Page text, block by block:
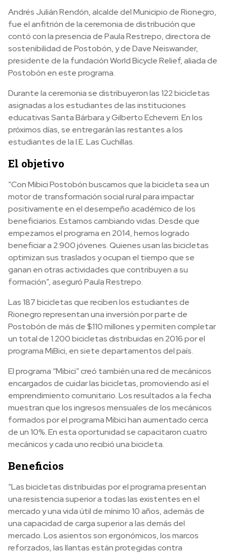
Andrés Julián Rendón, alcalde del Municipio de Rionegro,
fue el anfitrión de la ceremonia de distribución que
contó con la presencia de Paula Restrepo, directora de
sostenibilidad de Postobón, y de Dave Neiswander,
presidente de la fundación World Bicycle Relief, aliada de
Postobón en este programa.
Durante la ceremonia se distribuyeron las 122 bicicletas
asignadas a los estudiantes de las instituciones
educativas Santa Bárbara y Gilberto Echeverri. En los
próximos días, se entregarán las restantes a los
estudiantes de la I.E. Las Cuchillas.
El objetivo
“Con Mibici Postobón buscamos que la bicicleta sea un
motor de transformación social rural para impactar
positivamente en el desempeño académico de los
beneficiarios. Estamos cambiando vidas. Desde que
empezamos el programa en 2014, hemos logrado
beneficiar a 2.900 jóvenes. Quienes usan las bicicletas
optimizan sus traslados y ocupan el tiempo que se
ganan en otras actividades que contribuyen a su
formación”, aseguró Paula Restrepo.
Las 187 bicicletas que reciben los estudiantes de
Rionegro representan una inversión por parte de
Postobón de más de $110 millones y permiten completar
un total de 1.200 bicicletas distribuidas en 2016 por el
programa MiBici, en siete departamentos del país.
El programa “Mibici” creó también una red de mecánicos
encargados de cuidar las bicicletas, promoviendo así el
emprendimiento comunitario. Los resultados a la fecha
muestran que los ingresos mensuales de los mecánicos
formados por el programa Mibici han aumentado cerca
de un 10%. En esta oportunidad se capacitaron cuatro
mecánicos y cada uno recibió una bicicleta.
Beneficios
“Las bicicletas distribuidas por el programa presentan
una resistencia superior a todas las existentes en el
mercado y una vida útil de mínimo 10 años, además de
una capacidad de carga superior a las demás del
mercado. Los asientos son ergonómicos, los marcos
reforzados, las llantas están protegidas contra